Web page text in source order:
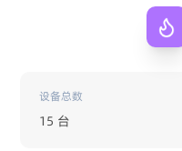
设备总数
15 台